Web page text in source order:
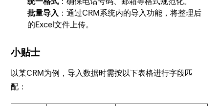
批量导入 ：通过CRM系统内的导入功能，将整理后
的Excel文件上传。
小贴士
以某CRM为例，导入数据时需按以下表格进行字段匹
配：